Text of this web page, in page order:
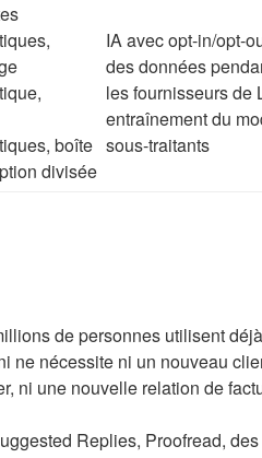
boîte
divisée
IA avec opt-in/opt-
des données
les fournisseurs de
entraînement du
sous-traitants
de personnes utilisent
ne nécessite ni un nouveau
ni une nouvelle relation de
Replies, Proofread, des